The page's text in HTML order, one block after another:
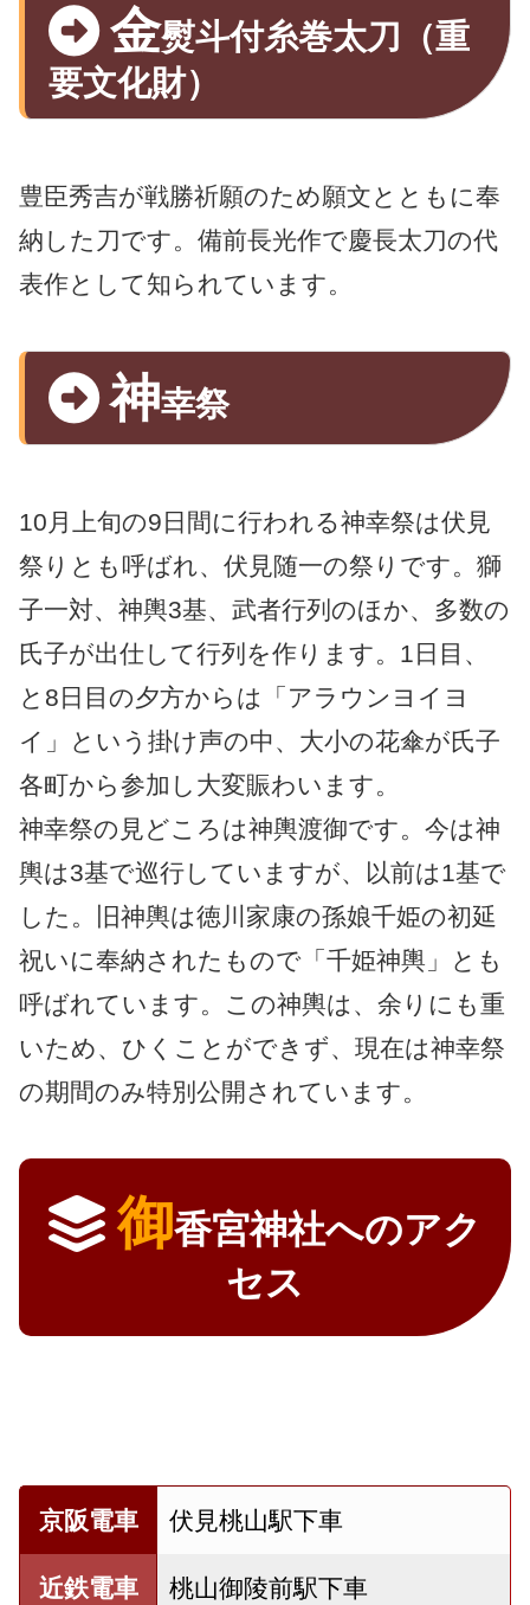
金熨斗付糸巻太刀（重
要文化財）
豊臣秀吉が戦勝祈願のため願文とともに奉
納した刀です。備前長光作で慶長太刀の代
表作として知られています。
神幸祭
10月上旬の9日間に行われる神幸祭は伏見
祭りとも呼ばれ、伏見随一の祭りです。獅
子一対、神輿3基、武者行列のほか、多数の
氏子が出仕して行列を作ります。1日目、
と8日目の夕方からは「アラウンヨイヨ
イ」という掛け声の中、大小の花傘が氏子
各町から参加し大変賑わいます。
神幸祭の見どころは神輿渡御です。今は神
輿は3基で巡行していますが、以前は1基で
した。旧神輿は徳川家康の孫娘千姫の初延
祝いに奉納されたもので「千姫神輿」とも
呼ばれています。この神輿は、余りにも重
いため、ひくことができず、現在は神幸祭
の期間のみ特別公開されています。
御香宮神社へのアク
セス
京阪電車 伏見桃山駅下車
近鉄電車 桃山御陵前駅下車